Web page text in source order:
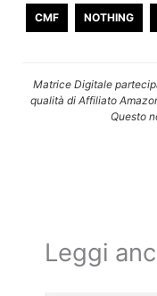
CMF NOTHING
Matrice Digitale
qualità di Affiliato
Questo
Leggi